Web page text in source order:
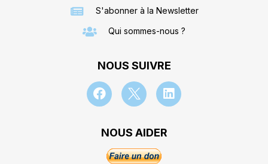
S'abonner à la Newsletter
Qui sommes-nous ?
NOUS SUIVRE
NOUS AIDER